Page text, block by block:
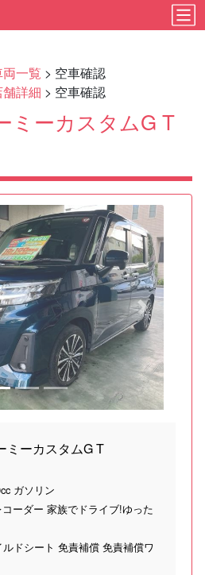
一覧 > 空車確認
舗詳細 > 空車確認
ミーカスタムG T
Next
ミーカスタムG T
ガソリン
ーダー 家族でドライブ!ゆった
ドシート 免責補償 免責補償ワ